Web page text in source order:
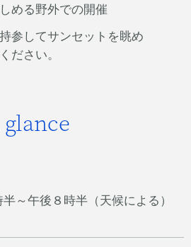
める野外での開催
参してサンセットを眺め
ださい。
～午後８時半（天候による）